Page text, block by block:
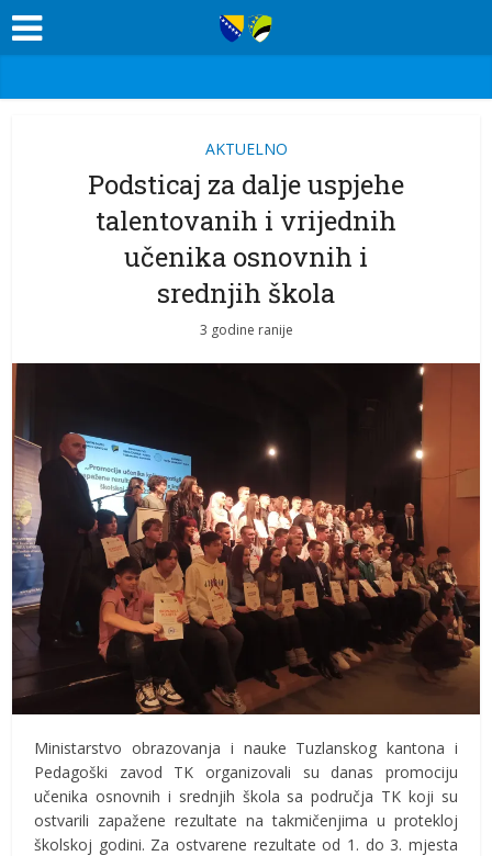
AKTUELNO
Podsticaj za dalje uspjehe
talentovanih i vrijednih
učenika osnovnih i
srednjih škola
3 godine ranije
Ministarstvo obrazovanja i nauke Tuzlanskog kantona i
Pedagoški zavod TK organizovali su danas promociju
učenika osnovnih i srednjih škola sa područja TK koji su
ostvarili zapažene rezultate na takmičenjima u protekloj
školskoj godini. Za ostvarene rezultate od 1. do 3. mjesta